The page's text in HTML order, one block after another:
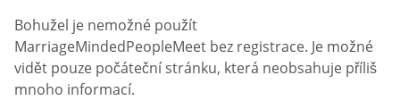
Bohužel je nemožné použít
MarriageMindedPeopleMeet bez registrace. Je možné
vidět pouze počáteční stránku, která neobsahuje příliš
mnoho informací.